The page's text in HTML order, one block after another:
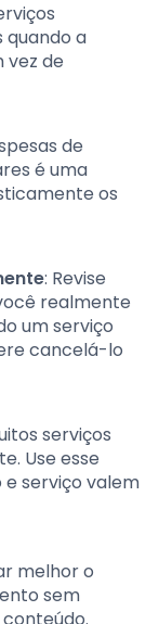
a
vez de
de
é uma
os
: Revise
realmente
um serviço
cancelá-lo
serviços
Use esse
serviço valem
melhor o
sem